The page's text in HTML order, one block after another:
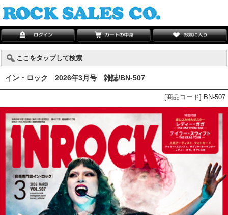
ここをタップして検索
イン・ロック 2026年3月号 雑誌/BN-507
[商品コード] BN-507